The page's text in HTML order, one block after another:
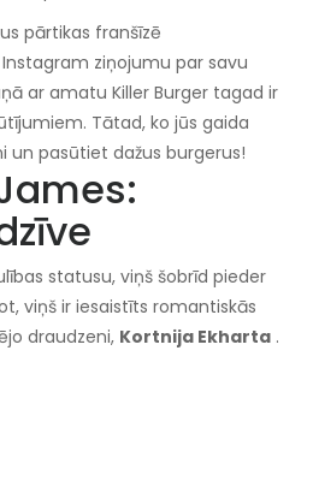
pārtikas franšīzē
ziņojumu par savu
ar amatu Killer Burger tagad ir
Tātad, ko jūs gaida
un pasūtiet dažus burgerus!
statusu, viņš šobrīd pieder
viņš ir iesaistīts romantiskās
draudzeni, Kortnija Ekharta .